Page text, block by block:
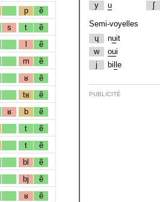
p ẽ
s t ẽ
l ẽ
m ẽ
ʁ ẽ
tʁ ẽ
ʁ b ẽ
t ẽ
t ẽ
bl ẽ
bj ẽ
ʁ ẽ
y
u
ʃ
Semi-voyelles
ɥ
nuit
w
oui
j
bi e
PUBLICITÉ